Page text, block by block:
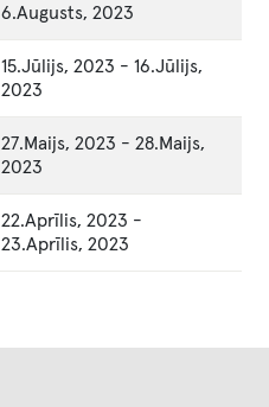
6.Augusts, 2023
15.Jūlijs, 2023 - 16.Jūlijs,
2023
27.Maijs, 2023 - 28.Maijs,
2023
22.Aprīlis, 2023 -
23.Aprīlis, 2023